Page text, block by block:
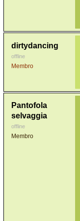
dirtydancing
offline
Membro
Pantofola
selvaggia
offline
Membro